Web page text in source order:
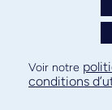
Plan de site
Voir notre
conditions